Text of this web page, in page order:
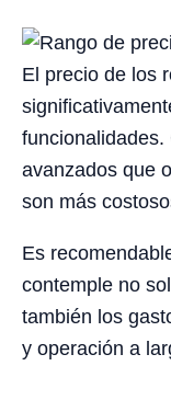
El precio de los
avanzados que
son más
Es
contemple no
también los
y operación a